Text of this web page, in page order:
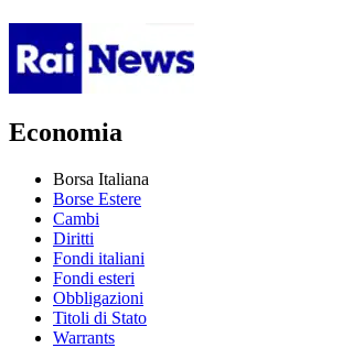
Economia
Borsa Italiana
Borse Estere
Cambi
Diritti
Fondi italiani
Fondi esteri
Obbligazioni
Titoli di Stato
Warrants